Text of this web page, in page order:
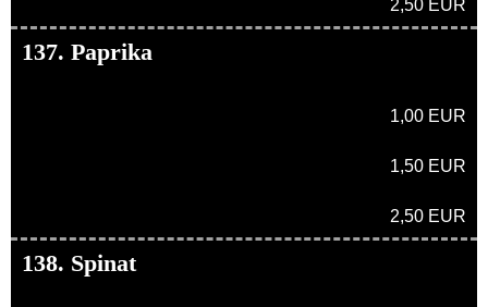
2,50 EUR
137. Paprika
1,00 EUR
1,50 EUR
2,50 EUR
138. Spinat